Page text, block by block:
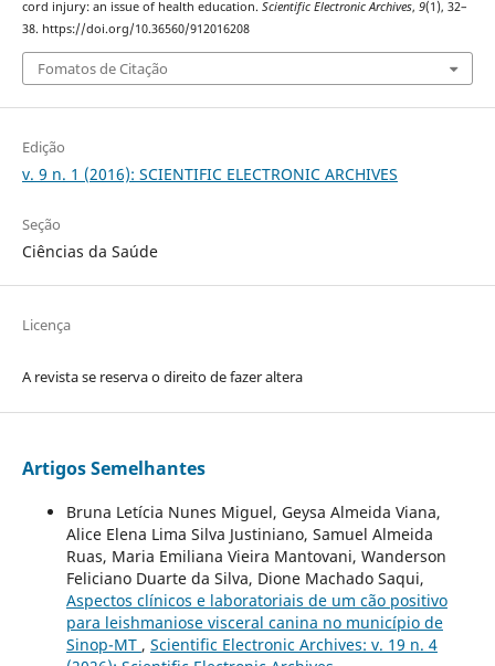
cord injury: an issue of health education. Scientific Electronic Archives, 9(1), 32–
38. https://doi.org/10.36560/912016208
Fomatos de Citação
Edição
v. 9 n. 1 (2016): SCIENTIFIC ELECTRONIC ARCHIVES
Seção
Ciências da Saúde
Licença
A revista se reserva o direito de fazer altera
Artigos Semelhantes
Bruna Letícia Nunes Miguel, Geysa Almeida Viana,
Alice Elena Lima Silva Justiniano, Samuel Almeida
Ruas, Maria Emiliana Vieira Mantovani, Wanderson
Feliciano Duarte da Silva, Dione Machado Saqui,
Aspectos clínicos e laboratoriais de um cão positivo
para leishmaniose visceral canina no município de
Sinop-MT , Scientific Electronic Archives: v. 19 n. 4